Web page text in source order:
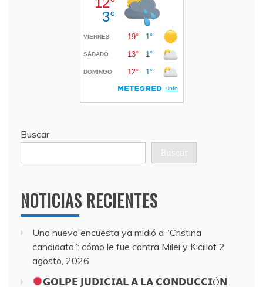
Buscar
Buscar
NOTICIAS RECIENTES
Una nueva encuesta ya midió a “Cristina
candidata”: cómo le fue contra Milei y Kicillof 2
agosto, 2026
𝗚𝗢𝗟𝗣𝗘 𝗝𝗨𝗗𝗜𝗖𝗜𝗔𝗟 𝗔 𝗟𝗔 𝗖𝗢𝗡𝗗𝗨𝗖𝗖𝗜Ó𝗡